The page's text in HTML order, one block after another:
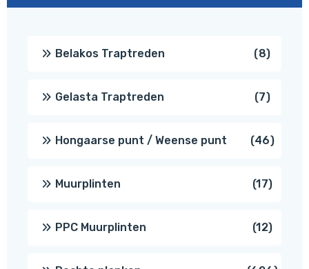
Belakos Traptreden 88
Gelasta Traptreden 77
Hongaarse punt / Weense punt 4646
Muurplinten 1717
PPC Muurplinten 1212